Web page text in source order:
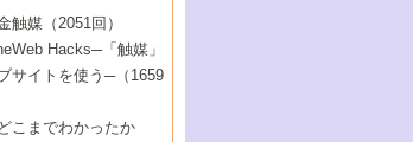
オレフィンに向けた重合
実現のための触媒および
る触媒研究の未来展望1：
論会
応における計算化学の進
あんな物質―新たな触媒
』を活かした触媒研究
蔵のための触媒技術の新
会
造の触媒技術
媒材料
の進歩と応用
会
会
ー場の触媒反応
る金属の触媒作用
カルズの展開に寄与する
が良いのか？
論会
排ガス処理技術
状と将来─第90回触媒討論
た触媒の化学
会
た電気化学の新展開
ストリーと触媒
論会特集号
の明日を拓く
触媒（2051回）
Hacks─「触媒」
サイトを使う─（1659
こまでわかったか